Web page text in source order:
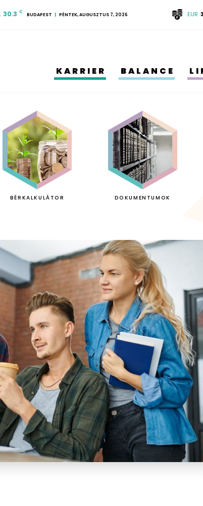
30.3 C BUDAPEST PÉNTEK, AUGUSZTUS 7, 2026 EUR
KARRIER BALANCE
BÉRKALKULÁTOR DOKUMENTUMOK